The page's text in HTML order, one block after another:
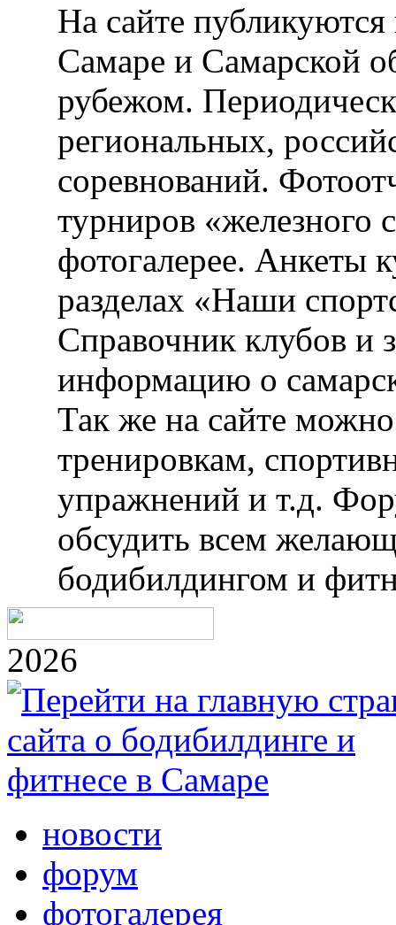
На сайте публикуются
Самаре и Самарской
рубежом.
региональных,
соревнований.
турниров «железного
фотогалерее. Анкеты
разделах «Наши
Справочник клубов и
информацию о
Так же на сайте
тренировкам,
упражнений и т.д.
обсудить всем
бодибилдингом и
2026
новости
форум
фотогалерея